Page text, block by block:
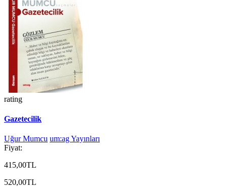
rating
Gazetecilik
Uğur Mumcu um:ag Yayınları
Fiyat:
415,00TL
520,00TL